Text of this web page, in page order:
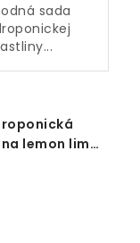
sada
lemon lime
Lechuza